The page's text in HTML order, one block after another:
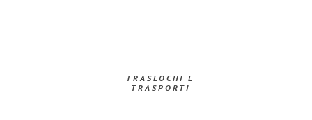
TRASLOCHI E
TRASPORTI​